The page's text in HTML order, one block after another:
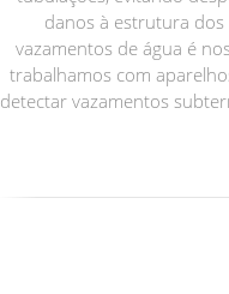
danos à estrutura dos
vazamentos de água é
trabalhamos com
detectar vazamentos